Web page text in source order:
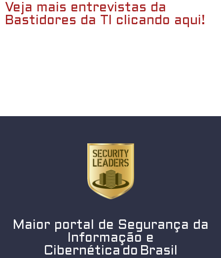
Veja mais entrevistas da
Bastidores da TI clicando aqui!
Maior portal de Segurança da
Informação e
Cibernética do Brasil